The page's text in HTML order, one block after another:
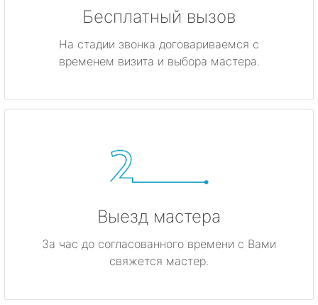
Бесплатный вызов
На стадии звонка договариваемся с
временем визита и выбора мастера.
Выезд мастера
За час до согласованного времени с Вами
свяжется мастер.